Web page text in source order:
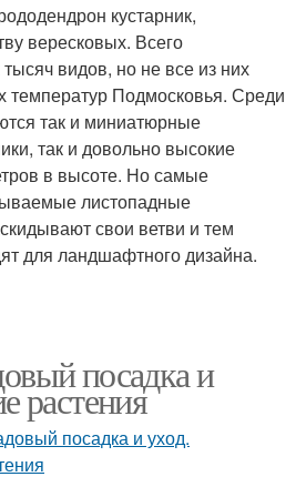
кустарник,
вересковых. Всего
видов, но не все из них
температур Подмосковья. Среди
так и миниатюрные
так и довольно высокие
в высоте. Но самые
листопадные
свои ветви и тем
для ландшафтного дизайна.
посадка и
растения